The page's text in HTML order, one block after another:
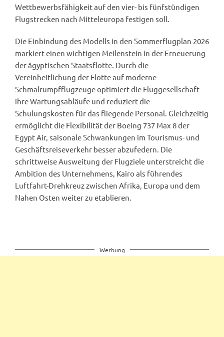
Wettbewerbsfähigkeit auf den vier- bis fünfstündigen
Flugstrecken nach Mitteleuropa festigen soll.
Die Einbindung des Modells in den Sommerflugplan 2026
markiert einen wichtigen Meilenstein in der Erneuerung
der ägyptischen Staatsflotte. Durch die
Vereinheitlichung der Flotte auf moderne
Schmalrumpfflugzeuge optimiert die Fluggesellschaft
ihre Wartungsabläufe und reduziert die
Schulungskosten für das fliegende Personal. Gleichzeitig
ermöglicht die Flexibilität der Boeing 737 Max 8 der
Egypt Air, saisonale Schwankungen im Tourismus- und
Geschäftsreiseverkehr besser abzufedern. Die
schrittweise Ausweitung der Flugziele unterstreicht die
Ambition des Unternehmens, Kairo als führendes
Luftfahrt-Drehkreuz zwischen Afrika, Europa und dem
Nahen Osten weiter zu etablieren.
Werbung